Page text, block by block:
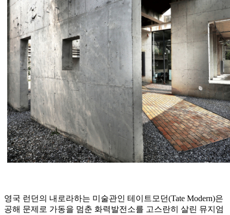
영국 런던의 내로라하는 미술관인 테이트모던(Tate Modern)은
공해 문제로 가동을 멈춘 화력발전소를 고스란히 살린 뮤지엄